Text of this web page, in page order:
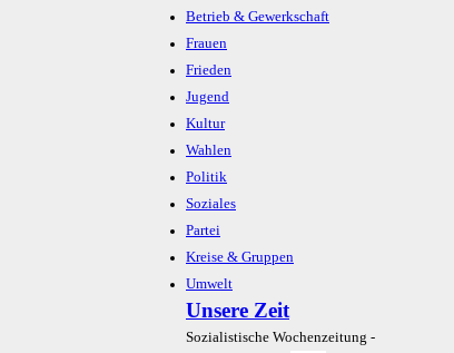
Betrieb & Gewerkschaft
Frauen
Frieden
Jugend
Kultur
Wahlen
Politik
Soziales
Partei
Kreise & Gruppen
Umwelt
Unsere Zeit
Sozialistische Wochenzeitung -